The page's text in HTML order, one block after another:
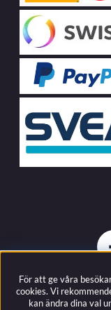
För att ge våra
cookies. Vi
kan ändra dina val